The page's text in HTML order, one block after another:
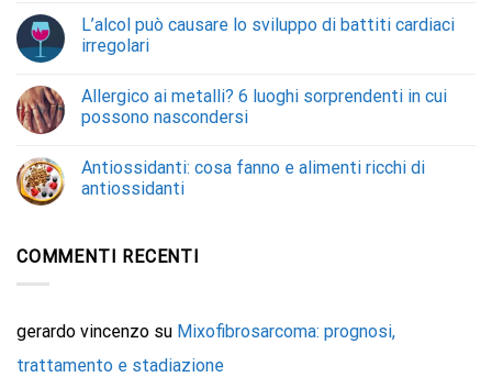
L’alcol può causare lo sviluppo di battiti cardiaci
irregolari
Allergico ai metalli? 6 luoghi sorprendenti in cui
possono nascondersi
Antiossidanti: cosa fanno e alimenti ricchi di
antiossidanti
COMMENTI RECENTI
gerardo vincenzo su Mixofibrosarcoma: prognosi,
trattamento e stadiazione